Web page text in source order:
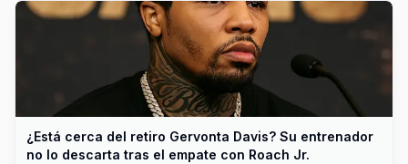
¿Está cerca del retiro Gervonta Davis? Su entrenador
no lo descarta tras el empate con Roach Jr.